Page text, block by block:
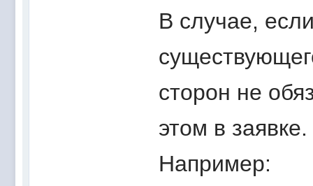
В случае,
сторон не
этом в заявке.
Например: